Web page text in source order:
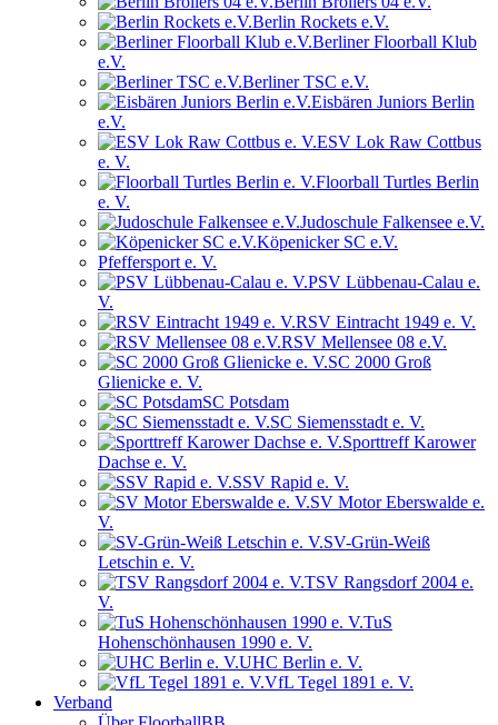
Berlin Rockets e.V.
Berliner Floorball Klub
e.V.
Berliner TSC e.V.
Eisbären Juniors Berlin
e.V.
ESV Lok Raw Cottbus
e. V.
Floorball Turtles Berlin
e. V.
Judoschule Falkensee e.V.
Köpenicker SC e.V.
Pfeffersport e. V.
PSV Lübbenau-Calau e.
V.
RSV Eintracht 1949 e. V.
RSV Mellensee 08 e.V.
SC 2000 Groß
Glienicke e. V.
SC Potsdam
SC Siemensstadt e. V.
Sporttreff Karower
Dachse e. V.
SSV Rapid e. V.
SV Motor Eberswalde e.
V.
SV-Grün-Weiß
Letschin e. V.
TSV Rangsdorf 2004 e.
V.
TuS
Hohenschönhausen 1990 e. V.
UHC Berlin e. V.
VfL Tegel 1891 e. V.
Verband